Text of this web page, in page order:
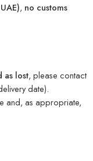
, no customs
as lost, please contact
date).
and, as appropriate,